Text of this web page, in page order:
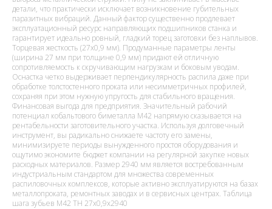
детали, что практически исключает возникновение губительных
паразитных вибраций. Данный фактор существенно продлевает
эксплуатационный ресурс направляющих подшипников станка и
гарантирует идеально ровный, гладкий торец заготовки без наплывов.
Торцевая жесткость (27х0,9 мм). Продуманные параметры ленты
(ширина 27 мм при толщине 0,9 мм) придают ей отличную
сопротивляемость к скручивающим нагрузкам и боковым уводам.
Оснастка четко выдерживает перпендикулярность распила даже при
обработке толстостенного проката или несимметричных профилей,
сохраняя при этом нужную упругость для стабильного вращения.
Финансовая выгода для предприятия. Значительный рабочий
потенциал кобальтового биметалла M42 напрямую сказывается на
рентабельности заготовительного участка. Используя долговечный
инструмент, вы радикально снижаете частоту его замены,
минимизируете периоды вынужденного простоя оборудования и
ощутимо экономите бюджет компании на регулярной закупке новых
расходных материалов. Размер 2940 мм является востребованным
индустриальным стандартом для множества современных
распиловочных комплексов, которые активно эксплуатируются на базах
металлопроката, ремонтных заводах и в сервисных центрах. Таблица
шага зубьев M42 TH 27x0,9x2940